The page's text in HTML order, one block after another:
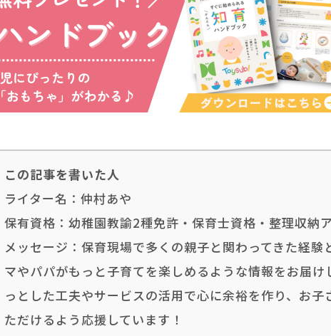
この記事を書いた人
ライター名：仲村あや
保有資格：幼稚園教諭2種免許・保育士資格・整理収納
メッセージ：保育現場で多くの親子と関わってきた経
マやパパがもっと子育てを楽しめるような情報をお届
っとした工夫やサービスの活用で心に余裕を作り、お
ただけるよう応援しています！